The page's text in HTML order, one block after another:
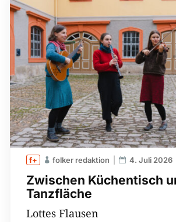
Zwischen Küchentisch
Tanzfläche
folker redaktion 4. Juli 2026
Lottes Flausen